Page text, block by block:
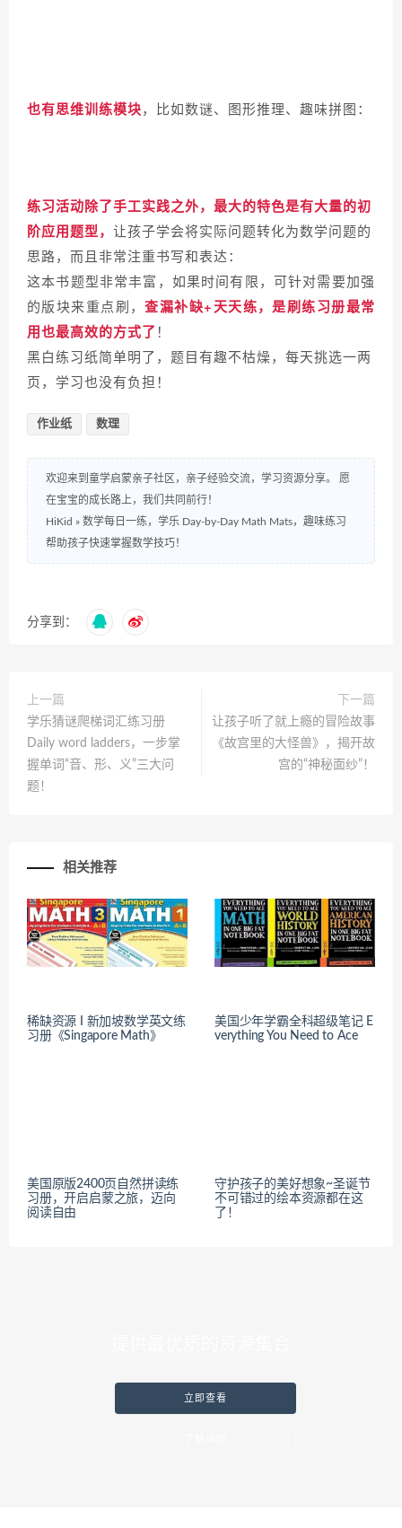
也有思维训练模块，比如数谜、图形推理、趣味拼图：
练习活动除了手工实践之外，最大的特色是有大量的初
阶应用题型， 让孩子学会将实际问题转化为数学问题的
思路，而且非常注重书写和表达：
这本书题型非常丰富，如果时间有限，可针对需要加强
的版块来重点刷，查漏补缺+天天练，是刷练习册最常
用也最高效的方式了 ！
黑白练习纸简单明了，题目有趣不枯燥，每天挑选一两
页，学习也没有负担！
作业纸 数理
欢迎来到童学启蒙亲子社区，亲子经验交流，学习资源分享。 愿
在宝宝的成长路上，我们共同前行！
HiKid » 数学每日一练，学乐 Day-by-Day Math Mats，趣味练习
帮助孩子快速掌握数学技巧！
分享到：
上一篇
学乐猜谜爬梯词汇练习册
Daily word ladders，一步掌
握单词“音、形、义”三大问
题！
下一篇
让孩子听了就上瘾的冒险故事
《故宫里的大怪兽》，揭开故
宫的“神秘面纱”！
相关推荐
稀缺资源 I 新加坡数学英文练
习册《Singapore Math》
美国少年学霸全科超级笔记 E
verything You Need to Ace
美国原版2400页自然拼读练
习册，开启启蒙之旅，迈向
阅读自由
守护孩子的美好想象~圣诞节
不可错过的绘本资源都在这
了！
立即查看